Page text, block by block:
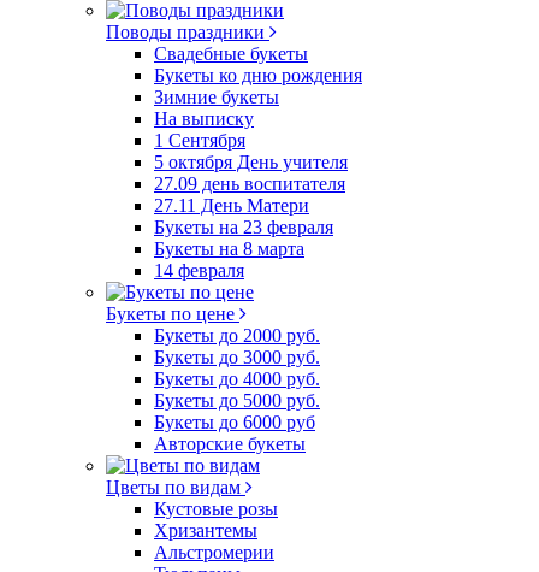
Поводы праздники
Свадебные букеты
Букеты ко дню рождения
Зимние букеты
На выписку
1 Сентября
5 октября День учителя
27.09 день воспитателя
27.11 День Матери
Букеты на 23 февраля
Букеты на 8 марта
14 февраля
Букеты по цене
Букеты до 2000 руб.
Букеты до 3000 руб.
Букеты до 4000 руб.
Букеты до 5000 руб.
Букеты до 6000 руб
Авторские букеты
Цветы по видам
Кустовые розы
Хризантемы
Альстромерии